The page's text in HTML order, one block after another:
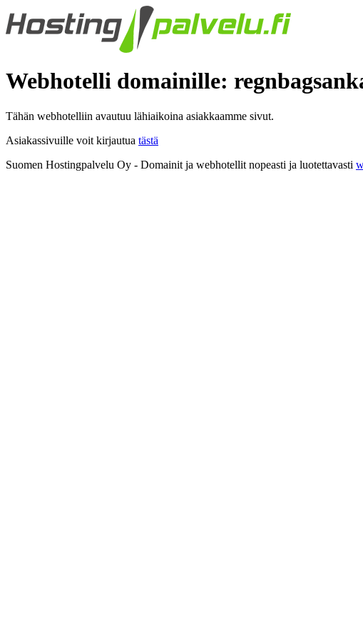
Webhotelli domainille:
Tähän webhotelliin avautuu lähiaikoina asiakkaamme sivut.
Asiakassivuille voit kirjautua tästä
Suomen Hostingpalvelu Oy - Domainit ja webhotellit nopeasti ja luotettavasti